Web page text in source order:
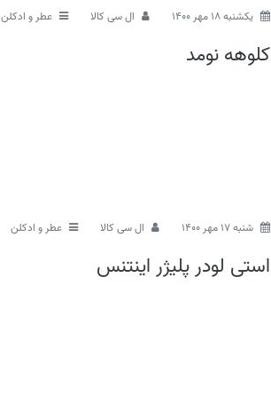
يكشنبه 18 مهر 1400 ال سی کالا عطر و ادکلن
کلوهه نومد
شنبه 17 مهر 1400 ال سی کالا عطر و ادکلن
استی لودر پلیژر اینتنس